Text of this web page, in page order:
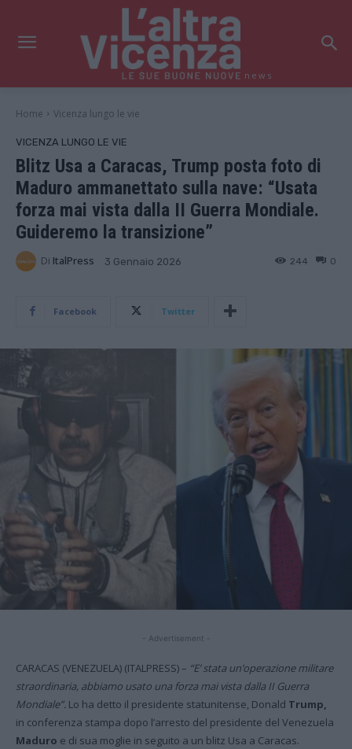
news
Home Vicenza lungo le vie
VICENZA LUNGO LE VIE
Blitz Usa a Caracas, Trump posta foto di
Maduro ammanettato sulla nave: “Usata
forza mai vista dalla II Guerra Mondiale.
Guideremo la transizione”
Di ItalPress 3 Gennaio 2026 0
244
Facebook Twitter
- Advertisement -
CARACAS (VENEZUELA) (ITALPRESS) – “E’ stata un’operazione militare
straordinaria, abbiamo usato una forza mai vista dalla II Guerra
Mondiale”. Lo ha detto il presidente statunitense, Donald Trump,
in conferenza stampa dopo l’arresto del presidente del Venezuela
Maduro e di sua moglie in seguito a un blitz Usa a Caracas.